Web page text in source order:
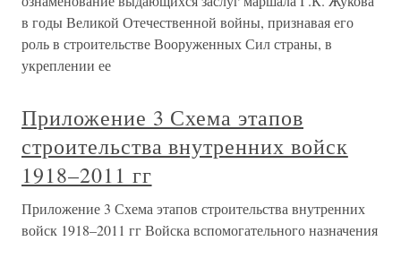
в годы Великой Отечественной войны, признавая его
роль в строительстве Вооруженных Сил страны, в
укреплении ее
Приложение 3 Схема этапов
строительства внутренних войск
1918–2011 гг
Приложение 3 Схема этапов строительства внутренних
войск 1918–2011 гг Войска вспомогательного назначения